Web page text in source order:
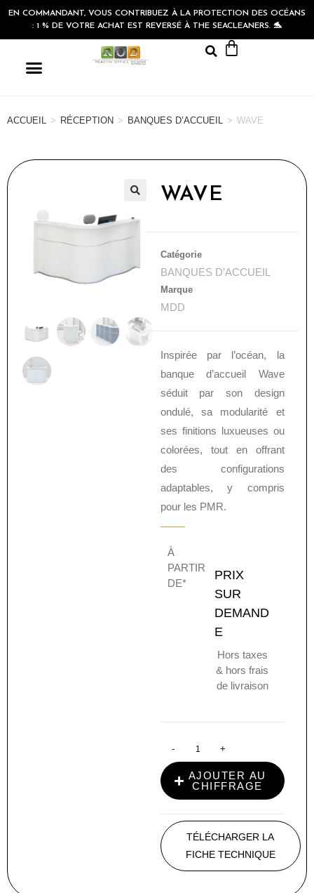
EN COMMANDANT, VOUS CONTRIBUEZ À LA PROTECTION DES OCÉANS
: 1 % DE VOTRE ACHAT EST REVERSÉ À THE SEACLEANERS. 🐬
ACCUEIL > RÉCEPTION > BANQUES D’ACCUEIL > WAVE
WAVE
Catégorie
BANQUES D’ACCUEIL
Marque
MDD
Inspirée par l’océan, la
banque d’accueil Wave
séduit par son design
ondulé, sa modularité et
ses finitions luxueuses ou
colorées, tout en offrant
des configurations
adaptables, y compris
pour les PMR.
À
PARTIR
DE*
PRIX
SUR
DEMAND
E
Hors taxes
& hors frais
de livraison
- +
AJOUTER AU
CHIFFRAGE
TÉLÉCHARGER LA
FICHE TECHNIQUE